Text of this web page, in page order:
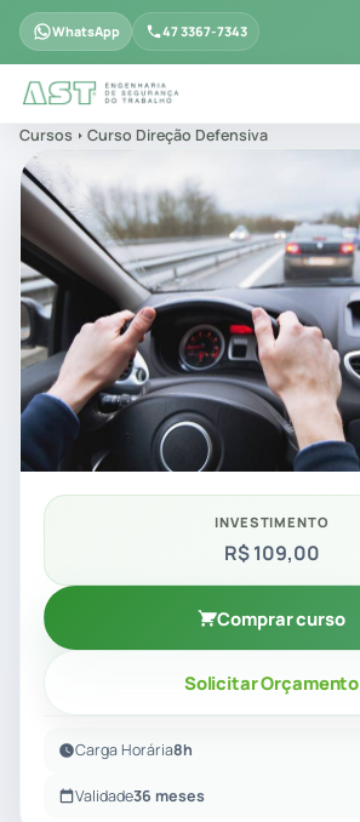
WhatsApp 47 3367-7343
Cursos Curso Direção Defensiva
INVESTIMENTO
R$ 109,00
Comprar curso
Solicitar Orçamento
Carga Horária8h
Validade36 meses